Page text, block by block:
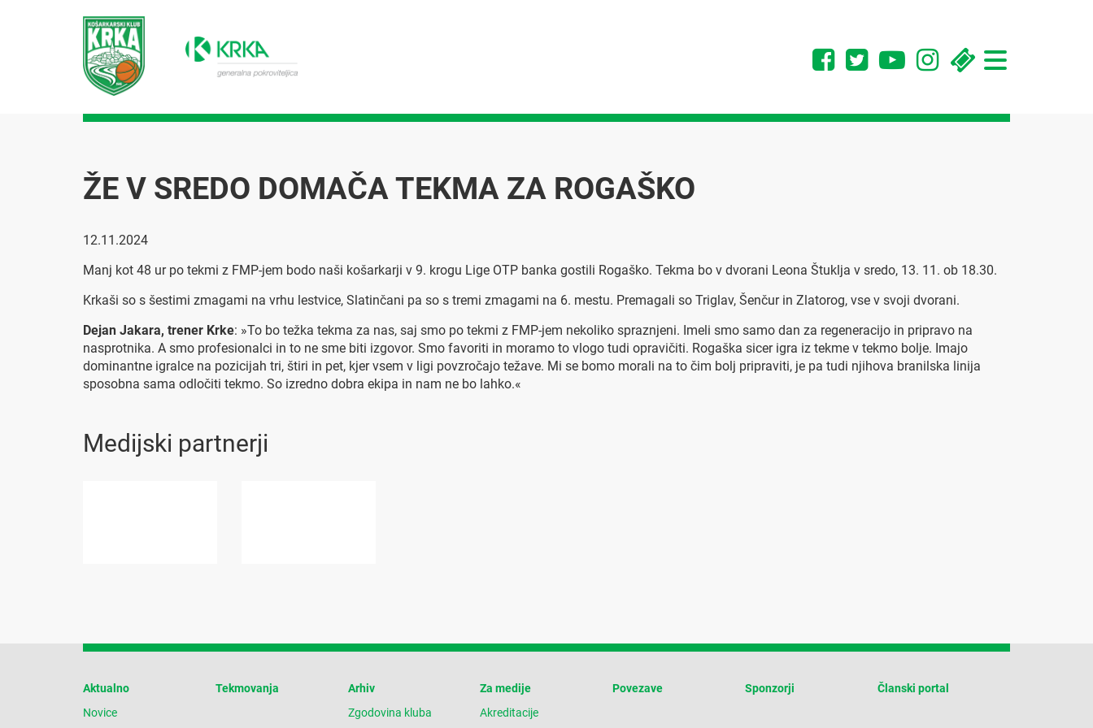
Toggle
navigation
ŽE V SREDO DOMAČA TEKMA ZA ROGAŠKO
12.11.2024
Manj kot 48 ur po tekmi z FMP-jem bodo naši košarkarji v 9. krogu Lige OTP banka gostili Rogaško. Tekma bo v dvorani Leona Štuklja v sredo, 13. 11. ob 18.30.
Krkaši so s šestimi zmagami na vrhu lestvice, Slatinčani pa so s tremi zmagami na 6. mestu. Premagali so Triglav, Šenčur in Zlatorog, vse v svoji dvorani.
Dejan Jakara, trener Krke: »To bo težka tekma za nas, saj smo po tekmi z FMP-jem nekoliko spraznjeni. Imeli smo samo dan za regeneracijo in pripravo na
nasprotnika. A smo profesionalci in to ne sme biti izgovor. Smo favoriti in moramo to vlogo tudi opravičiti. Rogaška sicer igra iz tekme v tekmo bolje. Imajo
dominantne igralce na pozicijah tri, štiri in pet, kjer vsem v ligi povzročajo težave. Mi se bomo morali na to čim bolj pripraviti, je pa tudi njihova branilska linija
sposobna sama odločiti tekmo. So izredno dobra ekipa in nam ne bo lahko.«
Medijski partnerji
Aktualno
Novice
Tekmovanja
Arhiv
Zgodovina kluba
Za medije
Akreditacije
Povezave Sponzorji Članski portal